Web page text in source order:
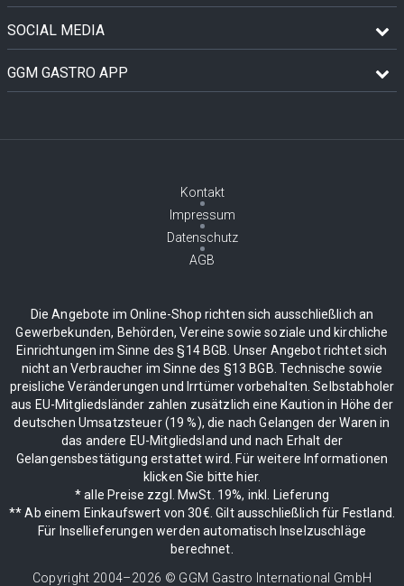
SOCIAL MEDIA
GGM GASTRO APP
Kontakt
Impressum
Datenschutz
AGB
Die Angebote im Online-Shop richten sich ausschließlich an
Gewerbekunden, Behörden, Vereine sowie soziale und kirchliche
Einrichtungen im Sinne des §14 BGB. Unser Angebot richtet sich
nicht an Verbraucher im Sinne des §13 BGB. Technische sowie
preisliche Veränderungen und Irrtümer vorbehalten. Selbstabholer
aus EU-Mitgliedsländer zahlen zusätzlich eine Kaution in Höhe der
deutschen Umsatzsteuer (19 %), die nach Gelangen der Waren in
das andere EU-Mitgliedsland und nach Erhalt der
Gelangensbestätigung erstattet wird. Für weitere Informationen
klicken Sie bitte hier.
* alle Preise zzgl. MwSt. 19%, inkl. Lieferung
** Ab einem Einkaufswert von 30€. Gilt ausschließlich für Festland.
Für Insellieferungen werden automatisch Inselzuschläge
berechnet.
Copyright 2004–2026 © GGM Gastro International GmbH